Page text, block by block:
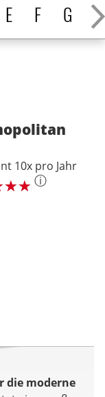
E F G H
10x pro Jahr
ⓘ
die moderne